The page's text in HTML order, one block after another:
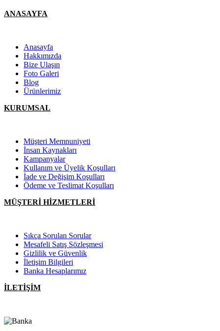
ANASAYFA
Anasayfa
Hakkımızda
Bize Ulaşın
Foto Galeri
Blog
Ürünlerimiz
KURUMSAL
Müşteri Memnuniyeti
İnsan Kaynakları
Kampanyalar
Kullanım ve Üyelik Koşulları
İade ve Değişim Koşulları
Ödeme ve Teslimat Koşulları
MÜŞTERİ HİZMETLERİ
Sıkça Sorulan Sorular
Mesafeli Satış Sözleşmesi
Gizlilik ve Güvenlik
İletişim Bilgileri
Banka Hesaplarımız
İLETİŞİM